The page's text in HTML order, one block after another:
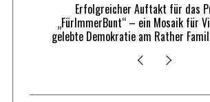
Erfolgreicher Auftakt für das
„FürImmerBunt“ – ein Mosaik für
gelebte Demokratie am Rather